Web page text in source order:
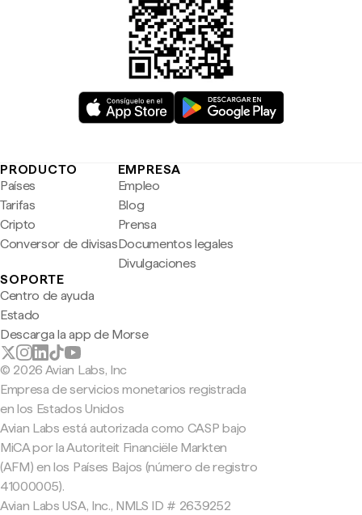
PRODUCTO
Países
Tarifas
Cripto
Conversor de divisas
EMPRESA
Empleo
Blog
Prensa
Documentos legales
Divulgaciones
SOPORTE
Centro de ayuda
Estado
Descarga la app de Morse
© 2026 Avian Labs, Inc
Empresa de servicios monetarios registrada
en los Estados Unidos
Avian Labs está autorizada como CASP bajo
MiCA por la Autoriteit Financiële Markten
(AFM) en los Países Bajos (número de registro
41000005).
Avian Labs USA, Inc., NMLS ID # 2639252